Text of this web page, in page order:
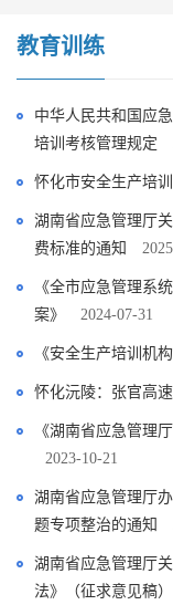
教育训练
中华人民共和国应
培训考核管理规定
怀化市安全生产培
湖南省应急管理厅
费标准的通知
《全市应急管理系
案》
2024-07-31
《安全生产培训机
怀化沅陵：张官高
《湖南省应急管理
2023-10-21
湖南省应急管理厅
题专项整治的通知
湖南省应急管理厅
法》（征求意见稿